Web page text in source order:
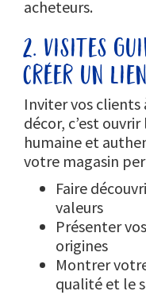
acheteurs.
2. visites
créer un
Inviter vos clients
décor, c’est
humaine et
votre magasin
Faire
valeurs
Présenter
origines
Montrer
qualité et le